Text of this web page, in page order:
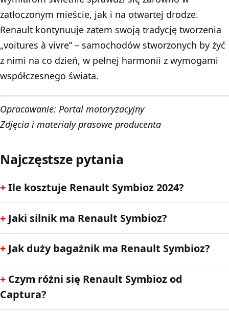
zatłoczonym mieście, jak i na otwartej drodze.
Renault kontynuuje zatem swoją tradycję tworzenia
„voitures à vivre” – samochodów stworzonych by żyć
z nimi na co dzień, w pełnej harmonii z wymogami
współczesnego świata.
Opracowanie: Portal motoryzacyjny
Zdjęcia i materiały prasowe producenta
Najczęstsze pytania
Ile kosztuje Renault Symbioz 2024?
Jaki silnik ma Renault Symbioz?
Jak duży bagażnik ma Renault Symbioz?
Czym różni się Renault Symbioz od
Captura?